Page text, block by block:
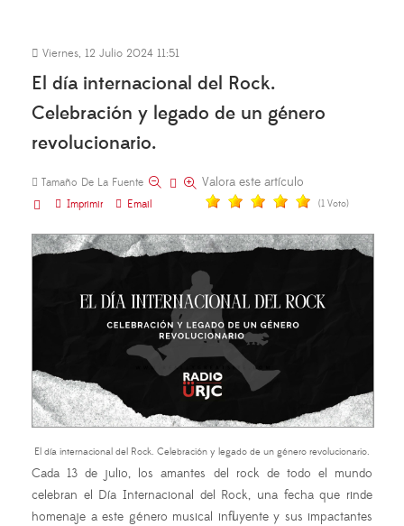
Viernes, 12 Julio 2024 11:51
El día internacional del Rock.
Celebración y legado de un género
revolucionario.
Tamaño De La Fuente
Imprimir
Email
Valora este artículo
(1 Voto)
El día internacional del Rock. Celebración y legado de un género revolucionario.
Cada 13 de julio, los amantes del rock de todo el mundo
celebran el Día Internacional del Rock, una fecha que rinde
homenaje a este género musical influyente y sus impactantes